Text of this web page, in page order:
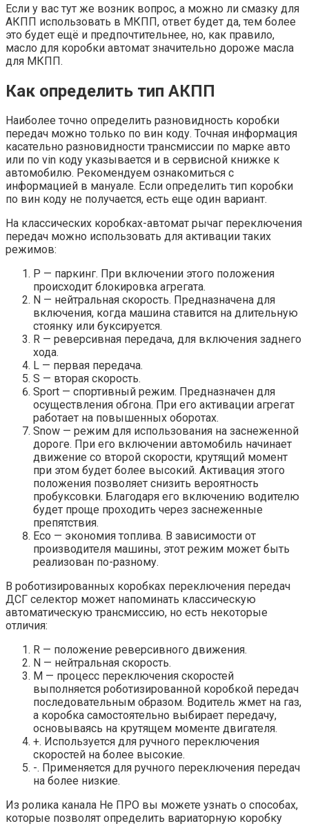
Если у вас тут же возник вопрос, а можно ли смазку для
АКПП использовать в МКПП, ответ будет да, тем более
это будет ещё и предпочтительнее, но, как правило,
масло для коробки автомат значительно дороже масла
для МКПП.
Как определить тип АКПП
Наиболее точно определить разновидность коробки
передач можно только по вин коду. Точная информация
касательно разновидности трансмиссии по марке авто
или по vin коду указывается и в сервисной книжке к
автомобилю. Рекомендуем ознакомиться с
информацией в мануале. Если определить тип коробки
по вин коду не получается, есть еще один вариант.
На классических коробках-автомат рычаг переключения
передач можно использовать для активации таких
режимов:
Р — паркинг. При включении этого положения
происходит блокировка агрегата.
N — нейтральная скорость. Предназначена для
включения, когда машина ставится на длительную
стоянку или буксируется.
R — реверсивная передача, для включения заднего
хода.
L — первая передача.
S — вторая скорость.
Sport — спортивный режим. Предназначен для
осуществления обгона. При его активации агрегат
работает на повышенных оборотах.
Snow — режим для использования на заснеженной
дороге. При его включении автомобиль начинает
движение со второй скорости, крутящий момент
при этом будет более высокий. Активация этого
положения позволяет снизить вероятность
пробуксовки. Благодаря его включению водителю
будет проще проходить через заснеженные
препятствия.
Есо — экономия топлива. В зависимости от
производителя машины, этот режим может быть
реализован по-разному.
В роботизированных коробках переключения передач
ДСГ селектор может напоминать классическую
автоматическую трансмиссию, но есть некоторые
отличия:
R — положение реверсивного движения.
N — нейтральная скорость.
M — процесс переключения скоростей
выполняется роботизированной коробкой передач
последовательным образом. Водитель жмет на газ,
а коробка самостоятельно выбирает передачу,
основываясь на крутящем моменте двигателя.
+. Используется для ручного переключения
скоростей на более высокие.
-. Применяется для ручного переключения передач
на более низкие.
Из ролика канала Не ПРО вы можете узнать о способах,
которые позволят определить вариаторную коробку